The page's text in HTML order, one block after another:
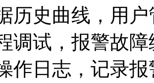
历史曲线，用
调试，报警故
作日志，记录